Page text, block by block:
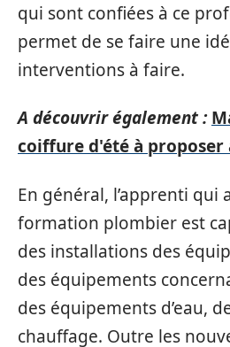
qui sont confiées à ce
permet de se faire une
interventions à faire.
A découvrir également :
coiffure d'été à proposer
En général, l’apprenti qui
formation plombier est
des installations des
des équipements
des équipements d’eau,
chauffage. Outre les